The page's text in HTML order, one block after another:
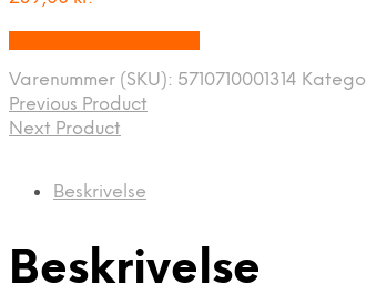
Varenummer (SKU): 5710710001314
Previous Product
Next Product
Beskrivelse
Beskrivelse